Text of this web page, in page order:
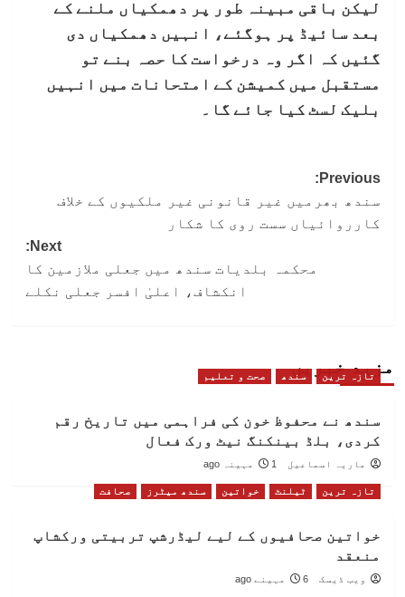
لیکن باقی مبینہ طور پر دھمکیاں ملنے کے
بعد سائیڈ پر ہوگئے، انہیں دھمکیاں دی
گئیں کہ اگر وہ درخواست کا حصہ بنے تو
مستقبل میں کمیشن کے امتحانات میں انہیں
بلیک لسٹ کیا جائے گا۔
Post
navigation
Previous:
سندھ بھرمیں غیر قانونی غیر ملکیوں کے خلاف
کارروائیاں سست روی کا شکار
Next:
محکمہ بلدیات سندھ میں جعلی ملازمین کا
انکشاف، اعلیٰ افسر جعلی نکلے
مزید خبریں
تازہ ترین سندھ صحت و تعلیم
سندھ نے محفوظ خون کی فراہمی میں تاریخ رقم
کردی، بلڈ بینکنگ نیٹ ورک فعال
ماریہ اسماعیل 1 مہینہ ago
تازہ ترین ٹیلنٹ خواتین سندھ میٹرز صحافت
خواتین صحافیوں کے لیے لیڈرشپ تربیتی ورکشاپ
منعقد
ویب ڈیسک 6 مہینے ago